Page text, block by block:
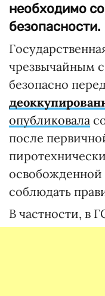
необходимо
безопасности.
чрезвычайным
безопасно
опубликовала
после
соблюдать
В частности, в